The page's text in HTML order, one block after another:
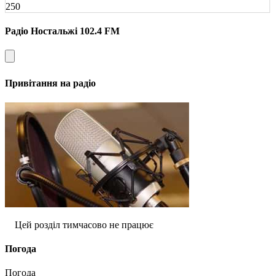
250
Радіо Ностальжі 102.4 FM
Привітання на радіо
Цей розділ тимчасово не працює
Погода
Погода